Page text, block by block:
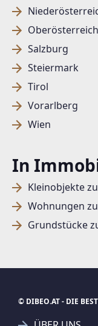
Oberösterreich
Salzburg
Steiermark
Tirol
Vorarlberg
Wien
In
Kleinobjekte
Wohnungen
Grundstücke
© DIBEO.AT - DIE